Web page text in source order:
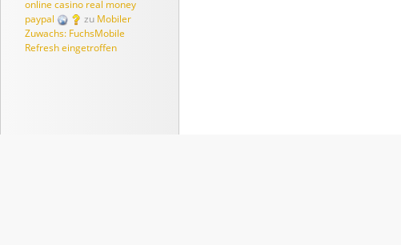
online casino real money
paypal
zu Mobiler
Zuwachs: FuchsMobile
Refresh eingetroffen